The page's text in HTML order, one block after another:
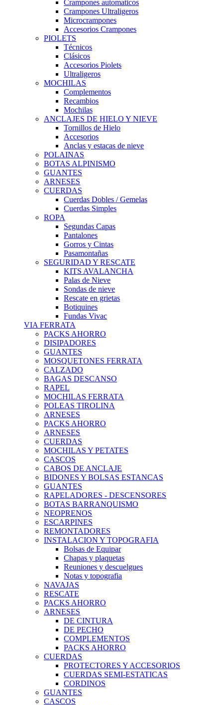
Crampones automaticos
Crampones Ultraligeros
Microcrampones
Accesorios Crampones
PIOLETS
Técnicos
Clásicos
Accesorios Piolets
Ultraligeros
MOCHILAS
Complementos
Recambios
Mochilas
ANCLAJES DE HIELO Y NIEVE
Tornillos de Hielo
Accesorios
Anclas y estacas de nieve
POLAINAS
BOTAS ALPINISMO
GUANTES
ARNESES
CUERDAS
Cuerdas Dobles / Gemelas
Cuerdas Simples
ROPA
Segundas Capas
Pantalones
Gorros y Cintas
Pasamontañas
SEGURIDAD Y RESCATE
KITS AVALANCHA
Palas de Nieve
Sondas de nieve
Rescate en grietas
Botiquines
Fundas Vivac
VIA FERRATA
PACKS AHORRO
DISIPADORES
GUANTES
MOSQUETONES FERRATA
CALZADO
BAGAS DESCANSO
RAPEL
MOCHILAS FERRATA
POLEAS TIROLINA
ARNESES
PACKS AHORRO
ARNESES
CUERDAS
MOCHILAS Y PETATES
CASCOS
CABOS DE ANCLAJE
BIDONES Y BOLSAS ESTANCAS
GUANTES
RAPELADORES - DESCENSORES
BOTAS BARRANQUISMO
NEOPRENOS
ESCARPINES
REMONTADORES
INSTALACION Y TOPOGRAFIA
Bolsas de Equipar
Chapas y plaquetas
Reuniones y descuelgues
Notas y topografia
NAVAJAS
RESCATE
PACKS AHORRO
ARNESES
DE CINTURA
DE PECHO
COMPLEMENTOS
PACKS AHORRO
CUERDAS
PROTECTORES Y ACCESORIOS
CUERDAS SEMI-ESTATICAS
CORDINOS
GUANTES
CASCOS